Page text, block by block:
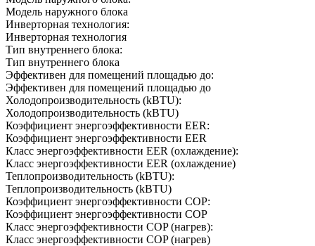
Модель наружного блока
Инверторная технология:
Инверторная технология
Тип внутреннего блока:
Тип внутреннего блока
Эффективен для помещений площадью до:
Эффективен для помещений площадью до
Холодопроизводительность (kBTU):
Холодопроизводительность (kBTU)
Коэффициент энергоэффективности EER:
Коэффициент энергоэффективности EER
Класс энергоэффективности EER (охлаждение):
Класс энергоэффективности EER (охлаждение)
Теплопроизводительность (kBTU):
Теплопроизводительность (kBTU)
Коэффициент энергоэффективности COP:
Коэффициент энергоэффективности COP
Класс энергоэффективности COP (нагрев):
Класс энергоэффективности COP (нагрев)